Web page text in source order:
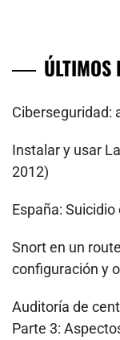
ÚLTIMOS
Ciberseguridad:
Instalar y usar
2012)
España:
Snort en un
configuración y
Auditoría de
Parte 3: